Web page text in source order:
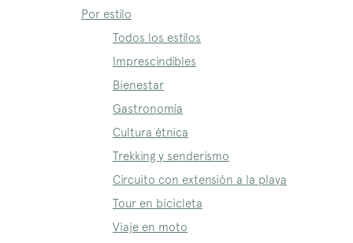
Por estilo
Todos los estilos
Imprescindibles
Bienestar
Gastronomía
Cultura étnica
Trekking y senderismo
Circuito con extensión a la playa
Tour en bicicleta
Viaje en moto